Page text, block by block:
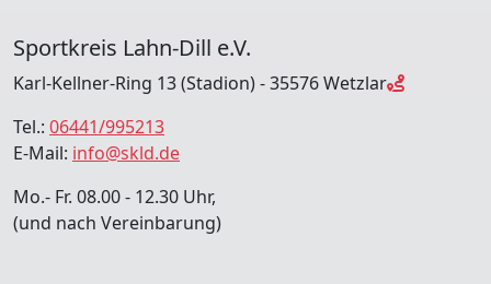
Sportkreis Lahn-Dill e.V.
Karl-Kellner-Ring 13 (Stadion) - 35576 Wetzlar
Tel.: 06441/995213
E-Mail: info@skld.de
Mo.- Fr. 08.00 - 12.30 Uhr,
(und nach Vereinbarung)